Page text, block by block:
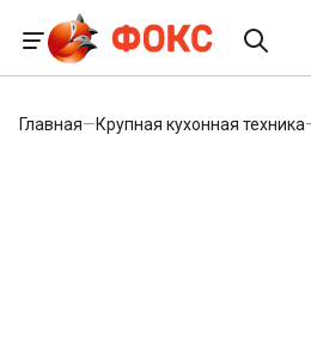
Главная—Крупная кухонная техника